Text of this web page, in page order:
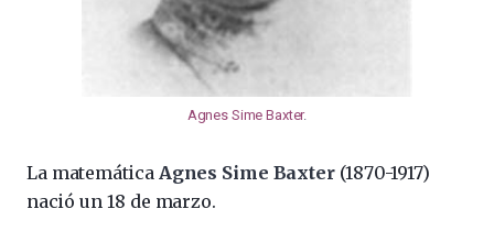
Agnes Sime Baxter.
La matemática Agnes Sime Baxter(1870-1917)
nació un 18 de marzo.